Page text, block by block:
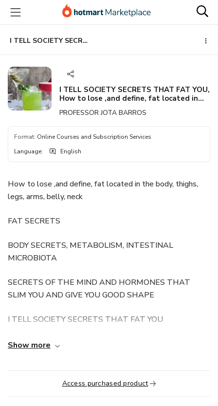
main
content
I TELL SOCIETY SECRETS THAT FAT YOU, How to lose ,and define, fat located in the body, thighs, legs, arms, belly, neck FAT SECRETS
I TELL SOCIETY SECRETS THAT FAT YOU,
How to lose ,and define, fat located in
FAT SECRETS
PROFESSOR JOTA BARROS
Format: Online Courses and Subscription Services
Language: English
How to lose ,and define, fat located in the body, thighs,
legs, arms, belly, neck
FAT SECRETS
BODY SECRETS, METABOLISM, INTESTINAL
MICROBIOTA
SECRETS OF THE MIND AND HORMONES THAT
SLIM YOU AND GIVE YOU GOOD SHAPE
I TELL SOCIETY SECRETS THAT FAT YOU
I TELL YOU THE SECRETS OF MARKETING THAT FAT
SPIRITUALITY AND SLIMMING
Show more
Access purchased product